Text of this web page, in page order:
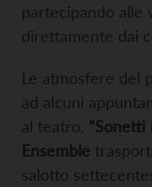
partecipando alle
direttamente dai
Le atmosfere del
ad alcuni
al teatro. “Sonetti
Ensemble
salotto